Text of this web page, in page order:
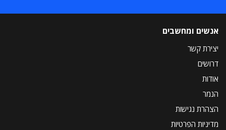
אנשים ומחשבים
יצירת קשר
דרושים
אודות
הנמר
הצהרת נגישות
מדיניות הפרטיות